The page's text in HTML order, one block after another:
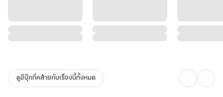
ดูอีบุ๊กที่คล้ายกับเรื่องนี้ทั้งหมด